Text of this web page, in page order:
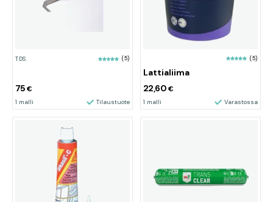
TDS (5)
75€
1 malli Tilaustuote
(5)
Lattialiima
22,60 €
1 malli Varastossa